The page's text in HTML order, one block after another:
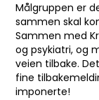
Målgruppen er
sammen skal
Sammen med
og psykiatri, og
veien tilbake.
fine
imponerte!